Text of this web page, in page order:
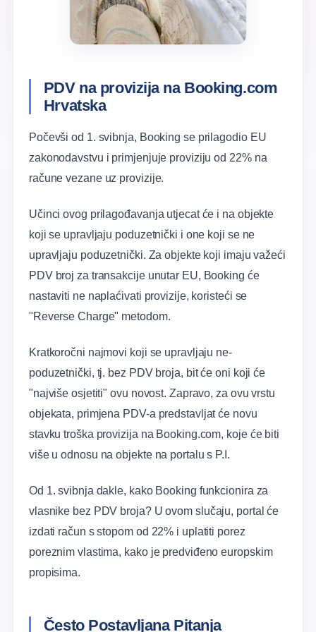
PDV na provizija na Booking.com
Hrvatska
Počevši od 1. svibnja, Booking se prilagodio EU
zakonodavstvu i primjenjuje proviziju od 22% na
račune vezane uz provizije.
Učinci ovog prilagođavanja utjecat će i na objekte
koji se upravljaju poduzetnički i one koji se ne
upravljaju poduzetnički. Za objekte koji imaju važeći
PDV broj za transakcije unutar EU, Booking će
nastaviti ne naplaćivati provizije, koristeći se
"Reverse Charge" metodom.
Kratkoročni najmovi koji se upravljaju ne-
poduzetnički, tj. bez PDV broja, bit će oni koji će
"najviše osjetiti" ovu novost. Zapravo, za ovu vrstu
objekata, primjena PDV-a predstavljat će novu
stavku troška provizija na Booking.com, koje će biti
više u odnosu na objekte na portalu s P.I.
Od 1. svibnja dakle, kako Booking funkcionira za
vlasnike bez PDV broja? U ovom slučaju, portal će
izdati račun s stopom od 22% i uplatiti porez
poreznim vlastima, kako je predviđeno europskim
propisima.
Često Postavljana Pitanja